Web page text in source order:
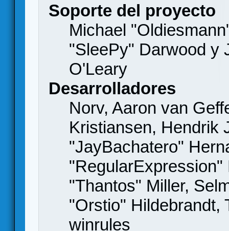
Soporte del proyecto
Michael
"SleePy" Darwood y
O'Leary
Desarrolladores
Norv, Aaron van
Kristiansen, Hendrik
"JayBachatero"
"Thantos" Miller,
"Orstio" Hildebrandt,
winrules